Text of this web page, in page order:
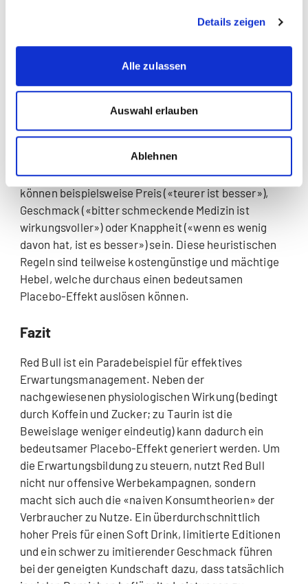
Details zeigen
Alle zulassen
Auswahl erlauben
Ablehnen
Forschung zeigt: Für einen Placebo-Effekt muss
dieses Versprechen interessanterweise nicht
Reaktionslernens aufzubauen. Die
Informationsquellen zur Steuerung der Erwartungen
müssen auch nicht aufwendige Werbekampagnen
oftmals sogenannte «naive Konsumtheorien» unsere
Erwartungen gegenüber bestimmten Produkten
formen können. Diese «naiven» Einstellungen
können beispielsweise Preis («teurer ist besser»),
Geschmack («bitter schmeckende Medizin ist
wirkungsvoller») oder Knappheit («wenn es wenig
davon hat, ist es besser») sein. Diese heuristischen
Regeln sind teilweise kostengünstige und mächtige
Hebel, welche durchaus einen bedeutsamen
Placebo-Effekt auslösen können.
Fazit
Red Bull ist ein Paradebeispiel für effektives
Erwartungsmanagement. Neben der
nachgewiesenen physiologischen Wirkung (bedingt
durch Koffein und Zucker; zu Taurin ist die
Beweislage weniger eindeutig) kann dadurch ein
bedeutsamer Placebo-Effekt generiert werden. Um
die Erwartungsbildung zu steuern, nutzt Red Bull
nicht nur offensive Werbekampagnen, sondern
macht sich auch die «naiven Konsumtheorien» der
Verbraucher zu Nutze. Ein überdurchschnittlich
hoher Preis für einen Soft Drink, limitierte Editionen
und ein schwer zu imitierender Geschmack führen
bei der geneigten Kundschaft dazu, dass tatsächlich